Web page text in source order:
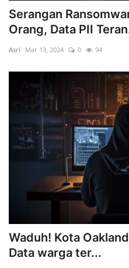
Serangan
Orang, Data PII
Asri Mar 13, 2024 0 94
Waduh! Kota
Data warga ter...